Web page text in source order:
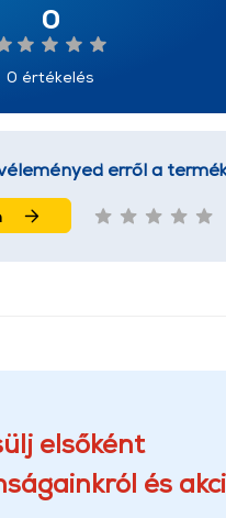
0
0 értékelés
erről a
elsőként
és